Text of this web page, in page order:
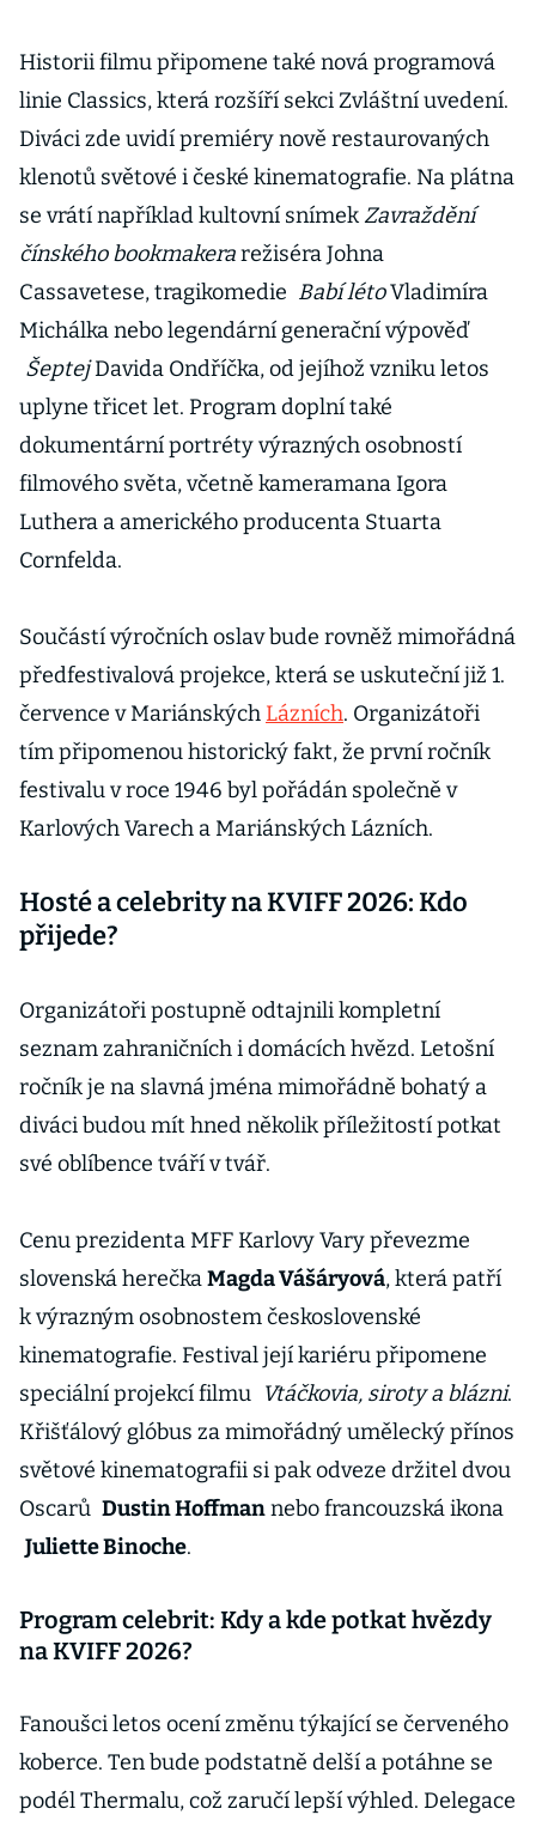
Historii filmu připomene také nová programová
linie Classics, která rozšíří sekci Zvláštní uvedení.
Diváci zde uvidí premiéry nově restaurovaných
klenotů světové i české kinematografie. Na plátna
se vrátí například kultovní snímek Zavraždění
čínského bookmakerarežiséra Johna
Cassavetese, tragikomedie Babí létoVladimíra
Michálka nebo legendární generační výpověď
ŠeptejDavida Ondříčka, od jejíhož vzniku letos
uplyne třicet let. Program doplní také
dokumentární portréty výrazných osobností
filmového světa, včetně kameramana Igora
Luthera a amerického producenta Stuarta
Cornfelda.
Součástí výročních oslav bude rovněž mimořádná
předfestivalová projekce, která se uskuteční již 1.
července v Mariánských Lázních. Organizátoři
tím připomenou historický fakt, že první ročník
festivalu v roce 1946 byl pořádán společně v
Karlových Varech a Mariánských Lázních.
Hosté a celebrity na KVIFF 2026: Kdo
přijede?
Organizátoři postupně odtajnili kompletní
seznam zahraničních i domácích hvězd. Letošní
ročník je na slavná jména mimořádně bohatý a
diváci budou mít hned několik příležitostí potkat
své oblíbence tváří v tvář.
Cenu prezidenta MFF Karlovy Vary převezme
slovenská herečkaMagda Vášáryová, která patří
k výrazným osobnostem československé
kinematografie. Festival její kariéru připomene
speciální projekcí filmu Vtáčkovia, siroty a blázni.
Křišťálový glóbus za mimořádný umělecký přínos
světové kinematografii si pak odveze držitel dvou
Oscarů Dustin Hoffmannebo francouzská ikona
Juliette Binoche.
Program celebrit: Kdy a kde potkat hvězdy
na KVIFF 2026?
Fanoušci letos ocení změnu týkající se červeného
koberce. Ten bude podstatně delší a potáhne se
podél Thermalu, což zaručí lepší výhled. Delegace